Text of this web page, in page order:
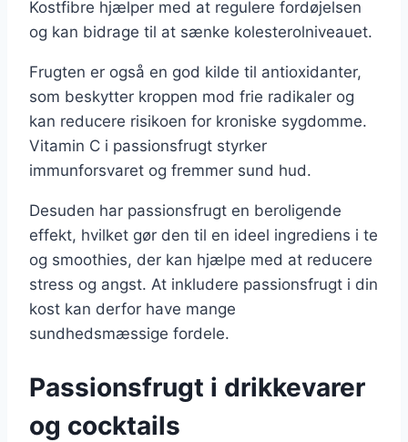
Kostfibre hjælper med at regulere fordøjelsen
og kan bidrage til at sænke kolesterolniveauet.
Frugten er også en god kilde til antioxidanter,
som beskytter kroppen mod frie radikaler og
kan reducere risikoen for kroniske sygdomme.
Vitamin C i passionsfrugt styrker
immunforsvaret og fremmer sund hud.
Desuden har passionsfrugt en beroligende
effekt, hvilket gør den til en ideel ingrediens i te
og smoothies, der kan hjælpe med at reducere
stress og angst. At inkludere passionsfrugt i din
kost kan derfor have mange
sundhedsmæssige fordele.
Passionsfrugt i drikkevarer
og cocktails